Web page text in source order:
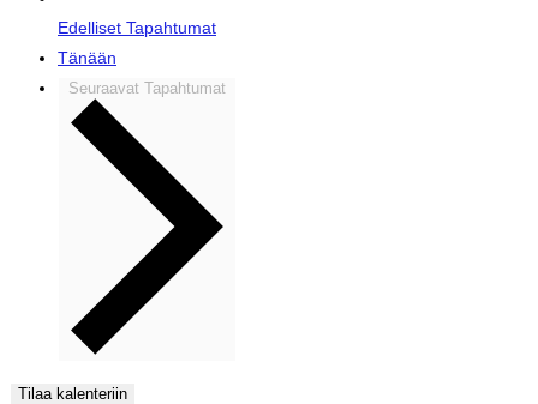
Edelliset Tapahtumat
Tänään
Seuraavat Tapahtumat
Tilaa kalenteriin